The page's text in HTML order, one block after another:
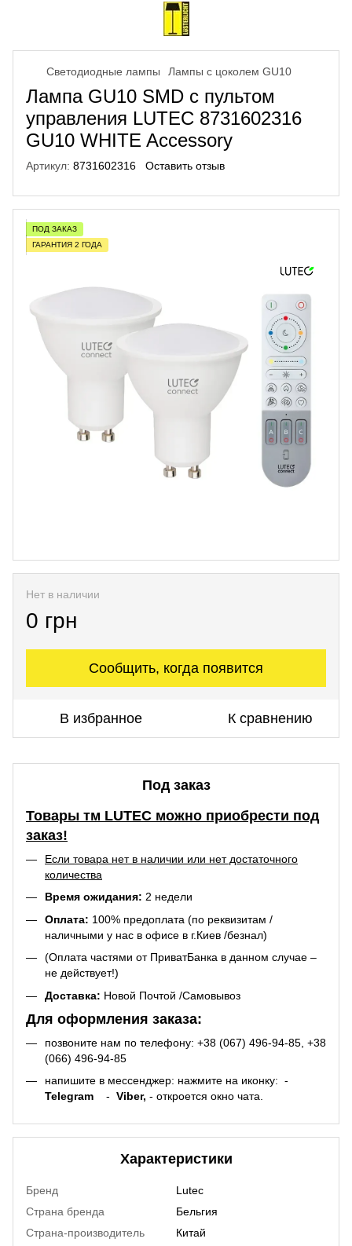
Светодиодные лампы Лампы с цоколем GU10
Лампа GU10 SMD с пультом
управления LUTEC 8731602316
GU10 WHITE Accessory
Артикул: 8731602316 Оставить отзыв
ПОД ЗАКАЗ
ГАРАНТИЯ 2 ГОДА
Нет в наличии
0 грн
Сообщить, когда появится
В избранное К сравнению
Под заказ
Товары тм LUTEC можно приобрести под
заказ!
Если товара нет в наличии или нет достаточного
количества
Время ожидания: 2 недели
Оплата: 100% предоплата (по реквизитам /
наличными у нас в офисе в г.Киев /безнал)
(Оплата частями от ПриватБанка в данном случае –
не действует!)
Доставка: Новой Почтой /Самовывоз
Для оформления заказа:
позвоните нам по телефону: +38 (067) 496-94-85 +38
(066) 496-94-85
напишите в мессенджер: нажмите на иконку: -
Telegram - Viber, - откроется окно чата.
Характеристики
Бренд
Lutec
Страна бренда
Бельгия
Страна-производитель
Китай